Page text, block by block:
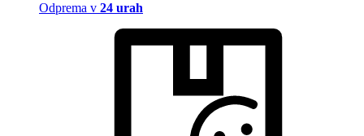
Odprema v 24 urah